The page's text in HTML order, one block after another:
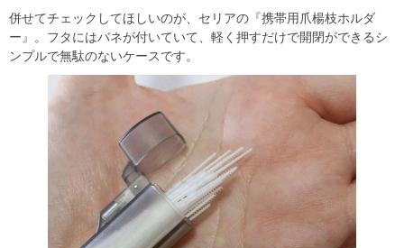
併せてチェックしてほしいのが、セリアの『携帯用爪楊枝ホルダ
ー』。フタにはバネが付いていて、軽く押すだけで開閉ができるシ
ンプルで無駄のないケースです。